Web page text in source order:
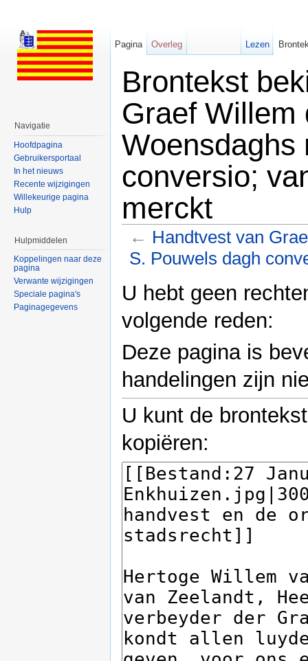
Brontekst
Graef Willem
Woensdaghs
conversio;
merckt
← Handtvest van
S. Pouwels dagh
U hebt geen
volgende reden:
Deze pagina is
handelingen zijn
U kunt de
kopiëren:
Pagina Overleg Lezen
Navigatie
Hoofdpagina
Gebruikersportaal
In het nieuws
Recente wijzigingen
Willekeurige pagina
Hulp
Hulpmiddelen
Koppelingen naar deze
pagina
Verwante wijzigingen
Speciale pagina's
Paginagegevens